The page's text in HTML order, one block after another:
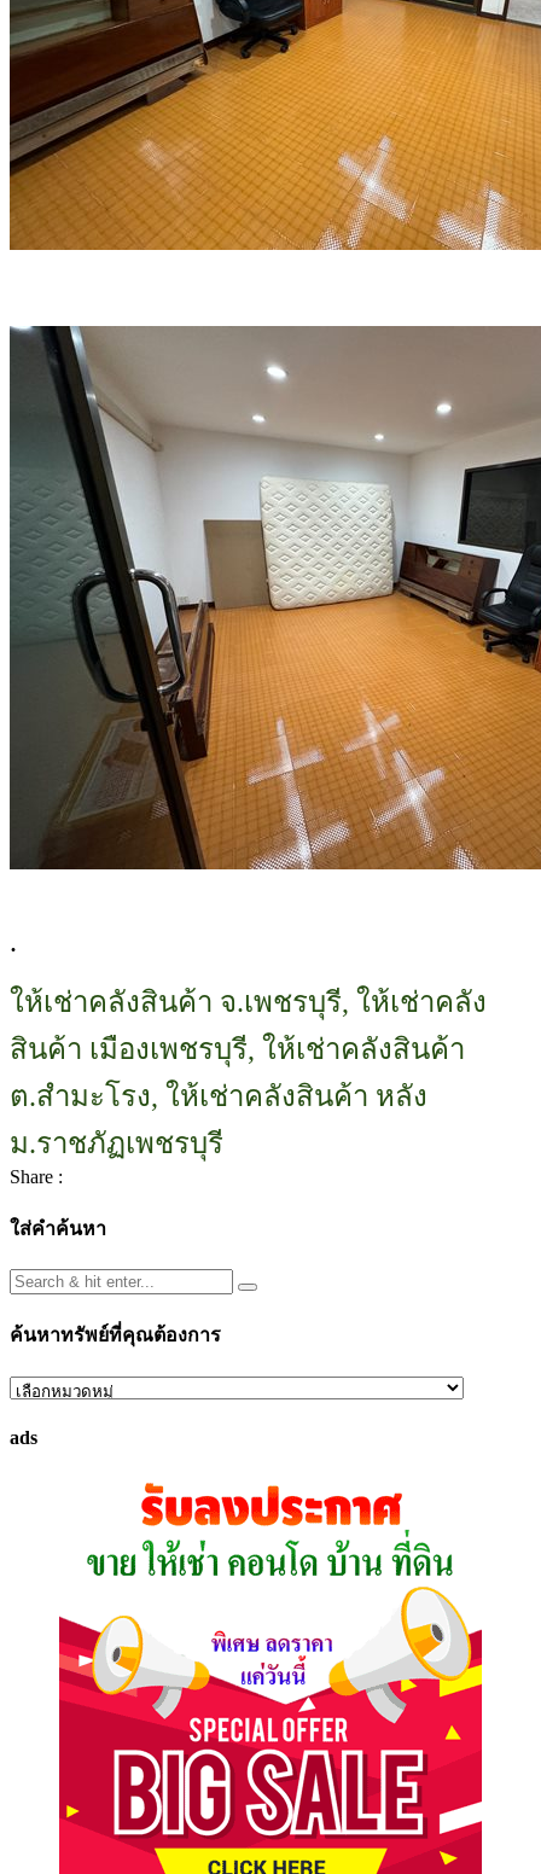
.
ให้เช่าคลังสินค้า จ.เพชรบุรี, ให้เช่าคลัง
สินค้า เมืองเพชรบุรี, ให้เช่าคลังสินค้า
ต.สำมะโรง, ให้เช่าคลังสินค้า หลัง
ม.ราชภัฏเพชรบุรี
Share :
ใส่คำค้นหา
ค้นหาทรัพย์ที่คุณต้องการ
ค้นหา
ที่
ads